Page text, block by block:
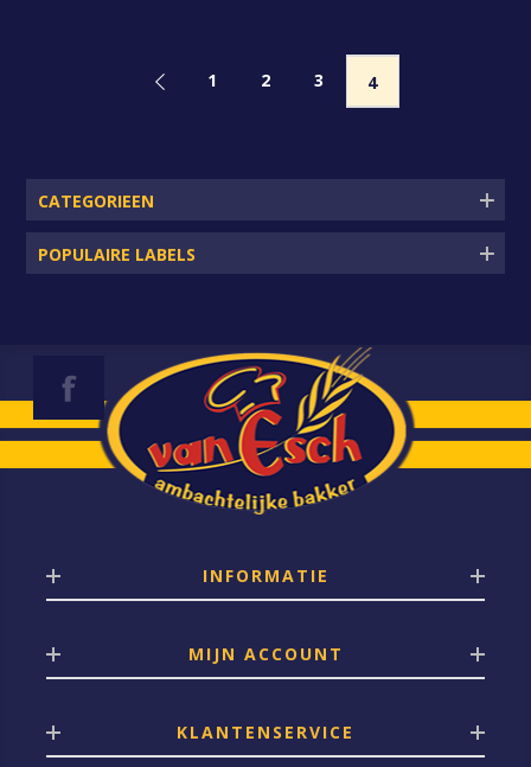
1 2 3 4
CATEGORIEEN
POPULAIRE LABELS
INFORMATIE
MIJN ACCOUNT
KLANTENSERVICE